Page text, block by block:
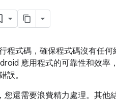
程式碼，確保程式碼沒有任何
應用程式的可靠性和效率
誤。
您還需要浪費精力處理。其他